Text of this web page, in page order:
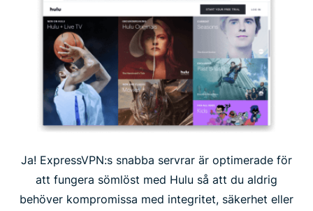
Ja! ExpressVPN:s snabba servrar är optimerade för
att fungera sömlöst med Hulu så att du aldrig
behöver kompromissa med integritet, säkerhet eller